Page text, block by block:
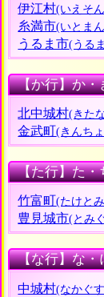
伊江村(いえそ
糸満市(いとま
うるま市(うる
【か行】か・
北中城村(きた
金武町(きんち
【た行】た・
竹富町(たけと
豊見城市(とみ
【な行】な・
中城村(なかぐ